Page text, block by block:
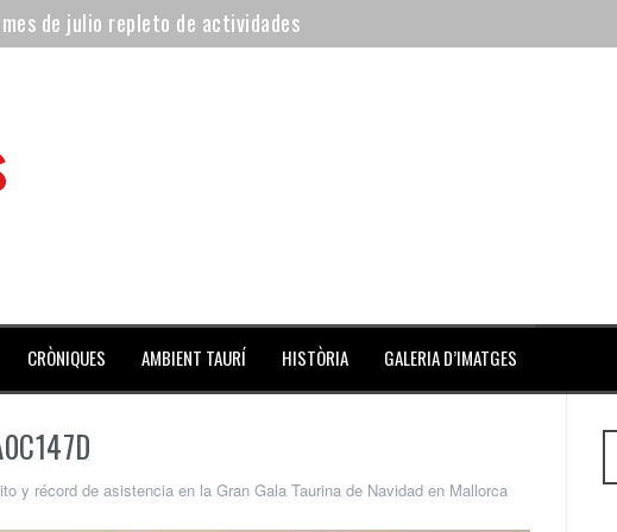
de julio repleto de actividades
Coliseo Balear
l’Aldea
CRÒNIQUES AMBIENT TAURÍ HISTÒRIA GALERIA D’IMATGES
y récord de asistencia en la Gran Gala Taurina de Navidad en Mallorca